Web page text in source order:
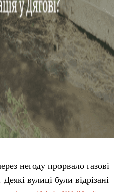
негоду прорвало газові
вулиці були відрізані